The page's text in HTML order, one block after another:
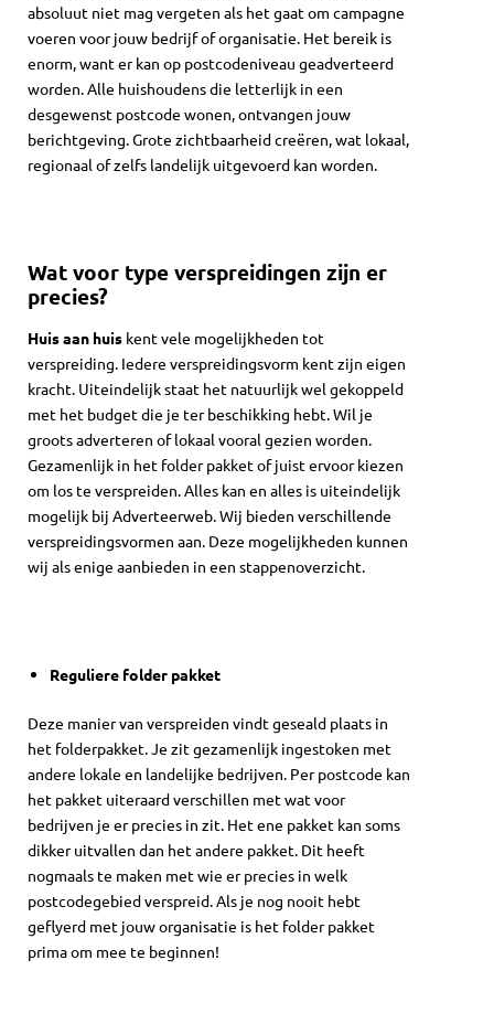
absoluut niet mag vergeten als het gaat om campagne
voeren voor jouw bedrijf of organisatie. Het bereik is
enorm, want er kan op postcodeniveau geadverteerd
worden. Alle huishoudens die letterlijk in een
desgewenst postcode wonen, ontvangen jouw
berichtgeving. Grote zichtbaarheid creëren, wat lokaal,
regionaal of zelfs landelijk uitgevoerd kan worden.
Wat voor type verspreidingen zijn er
precies?
Huis aan huis kent vele mogelijkheden tot
verspreiding. Iedere verspreidingsvorm kent zijn eigen
kracht. Uiteindelijk staat het natuurlijk wel gekoppeld
met het budget die je ter beschikking hebt. Wil je
groots adverteren of lokaal vooral gezien worden.
Gezamenlijk in het folder pakket of juist ervoor kiezen
om los te verspreiden. Alles kan en alles is uiteindelijk
mogelijk bij Adverteerweb. Wij bieden verschillende
verspreidingsvormen aan. Deze mogelijkheden kunnen
wij als enige aanbieden in een stappenoverzicht.
Reguliere folder pakket
Deze manier van verspreiden vindt geseald plaats in
het folderpakket. Je zit gezamenlijk ingestoken met
andere lokale en landelijke bedrijven. Per postcode kan
het pakket uiteraard verschillen met wat voor
bedrijven je er precies in zit. Het ene pakket kan soms
dikker uitvallen dan het andere pakket. Dit heeft
nogmaals te maken met wie er precies in welk
postcodegebied verspreid. Als je nog nooit hebt
geflyerd met jouw organisatie is het folder pakket
prima om mee te beginnen!